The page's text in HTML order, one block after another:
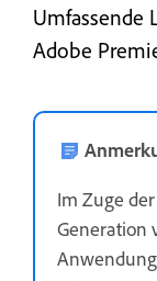
Umfassende
Adobe
Im Zuge
Generation